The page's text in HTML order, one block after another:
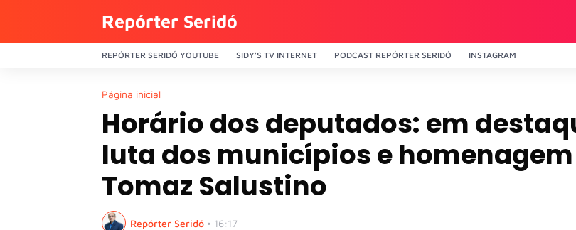
Repórter Seridó
REPÓRTER SERIDÓ YOUTUBE SIDY'S TV INTERNET PODCAST REPÓRTER SERIDÓ INSTAGRAM
Página inicial
Horário dos deputados: em
luta dos municípios e
Tomaz Salustino
Repórter Seridó • 16:17